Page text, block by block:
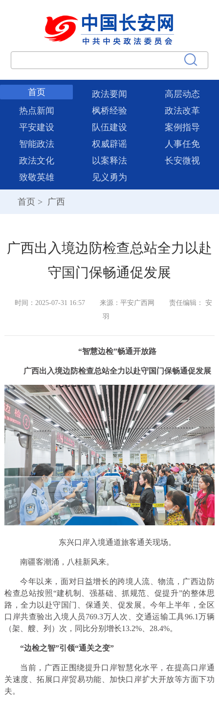
首页 政法要闻
高层动态
热点新闻
枫桥经验
政法改革
平安建设
队伍建设
案例指导
智能政法
权威辟谣
人事任免
政法文化
以案释法
长安微视
致敬英雄
见义勇为
首页 > 广西
广西出入境边防检查总站全力以赴
守国门保畅通促发展
时间：2025-07-31 16:57 来源：平安广西网
责任编辑： 安
羽
“智慧边检”畅通开放路
广西出入境边防检查总站全力以赴守国门保畅通促发展
东兴口岸入境通道旅客通关现场。
南疆客潮涌，八桂新风来。
今年以来，面对日益增长的跨境人流、物流，广西边防
检查总站按照“建机制、强基础、抓规范、促提升”的整体思
路，全力以赴守国门、保通关、促发展。今年上半年，全区
口岸共查验出入境人员769.3万人次、交通运输工具96.1万辆
（架、艘、列）次，同比分别增长13.2%、28.4%。
“边检之智”引领“通关之变”
当前，广西正围绕提升口岸智慧化水平，在提高口岸通
关速度、拓展口岸贸易功能、加快口岸扩大开放等方面下功
夫。